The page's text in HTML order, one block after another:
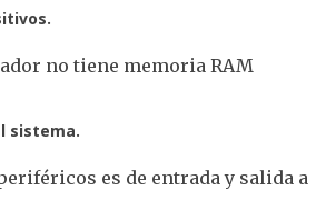
no tiene memoria RAM
sistema.
es de entrada y salida a